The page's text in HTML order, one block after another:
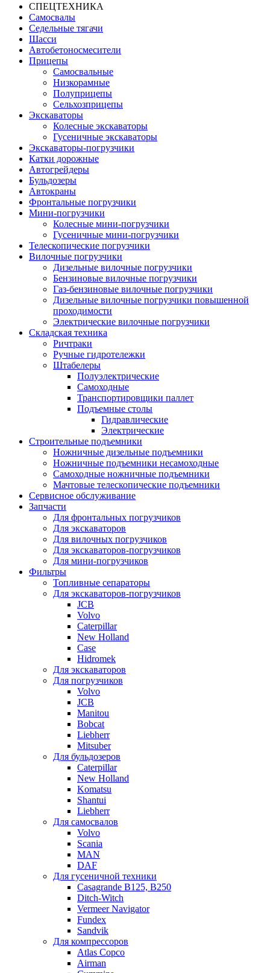
СПЕЦТЕХНИКА
Самосвалы
Седельные тягачи
Шасси
Автобетоно­смесители
Прицепы
Самосвальные
Низкорамные
Полуприцепы
Сельхозприцепы
Экскаваторы
Колесные экскаваторы
Гусеничные экскаваторы
Экскаваторы-погрузчики
Катки дорожные
Автогрейдеры
Бульдозеры
Автокраны
Фронтальные погрузчики
Мини-погрузчики
Колесные мини-погрузчики
Гусеничные мини-погрузчики
Телескопические погрузчики
Вилочные погрузчики
Дизельные вилочные погрузчики
Бензиновые вилочные погрузчики
Газ-бензиновые вилочные погрузчики
Дизельные вилочные погрузчики повышенной
проходимости
Электрические вилочные погрузчики
Складская техника
Ричтраки
Ручные гидротележки
Штабелеры
Полуэлектрические
Самоходные
Транспортировщики паллет
Подъемные столы
Гидравлические
Электрические
Строительные подъемники
Ножничные дизельные подъемники
Ножничные подъемники несамоходные
Самоходные ножничные подъемники
Мачтовые телескопические подъемники
Сервисное обслуживание
Запчасти
Для фронтальных погрузчиков
Для экскаваторов
Для вилочных погрузчиков
Для экскаваторов-погрузчиков
Для мини-погрузчиков
Фильтры
Топливные сепараторы
Для экскаваторов-погрузчиков
JCB
Volvo
Caterpillar
New Holland
Case
Hidromek
Для экскаваторов
Для погрузчиков
Volvo
JCB
Manitou
Bobcat
Liebherr
Mitsuber
Для бульдозеров
Caterpillar
New Holland
Komatsu
Shantui
Liebherr
Для самосвалов
Volvo
Scania
MAN
DAF
Для гусеничной техники
Casagrande B125, B250
Ditch-Witch
Vermeer Navigator
Fundex
Sandvik
Для компрессоров
Atlas Copco
Airman